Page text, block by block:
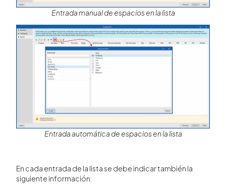
Entrada manual de espacios en la lista
Entrada automática de espacios en la lista
En cada entrada de la lista se debe indicar también la
siguiente información: